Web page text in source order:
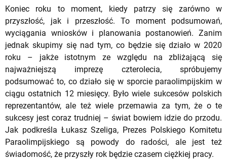
Koniec roku to moment, kiedy patrzy się zarówno w
przyszłość, jak i przeszłość. To moment podsumowań,
wyciągania wniosków i planowania postanowień. Zanim
jednak skupimy się nad tym, co będzie się działo w 2020
roku – jakże istotnym ze względu na zbliżającą się
najważniejszą imprezę czterolecia, spróbujemy
podsumować to, co działo się w sporcie paraolimpijskim w
ciągu ostatnich 12 miesięcy. Było wiele sukcesów polskich
reprezentantów, ale też wiele przemawia za tym, że o te
sukcesy jest coraz trudniej – świat bowiem idzie do przodu.
Jak podkreśla Łukasz Szeliga, Prezes Polskiego Komitetu
Paraolimpijskiego są powody do radości, ale jest też
świadomość, że przyszły rok będzie czasem ciężkiej pracy.